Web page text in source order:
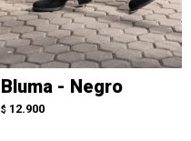
Bluma - Negro
$ 12.900